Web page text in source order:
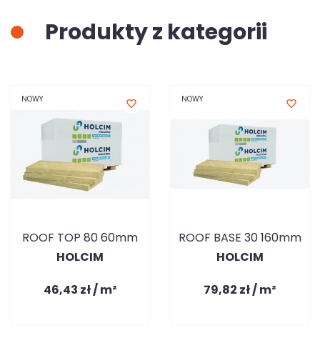
Produkty z kategorii
NOWY favorite_border
ROOF TOP 80 60mm
HOLCIM
46,43 zł / m²
NOWY favorite_border
ROOF BASE 30 160mm
HOLCIM
79,82 zł / m²